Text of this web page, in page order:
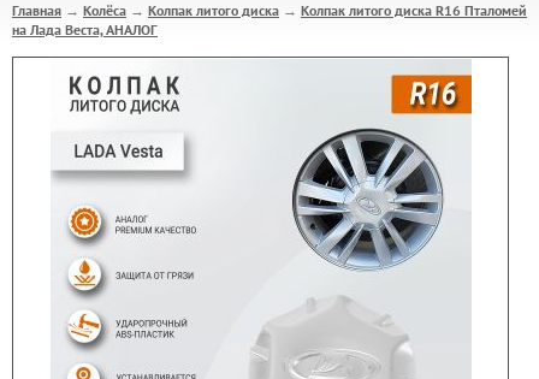
Главная → Колёса → Колпак литого диска → Колпак литого диска R16 Пталомей
на Лада Веста, АНАЛОГ